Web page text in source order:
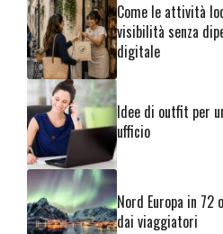
Come le attività
visibilità senza
digitale
Idee di outfit per
ufficio
Nord Europa in
dai viaggiatori